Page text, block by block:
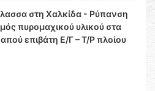
στη Χαλκίδα - Ρύπανση
πυρομαχικού υλικού στα
επιβάτη Ε/Γ – Τ/Ρ πλοίου